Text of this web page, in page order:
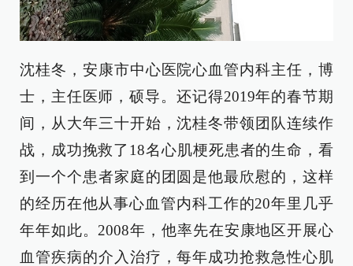
沈桂冬，安康市中心医院心血管内科主任，博
士，主任医师，硕导。还记得2019年的春节期
间，从大年三十开始，沈桂冬带领团队连续作
战，成功挽救了18名心肌梗死患者的生命，看
到一个个患者家庭的团圆是他最欣慰的，这样
的经历在他从事心血管内科工作的20年里几乎
年年如此。2008年，他率先在安康地区开展心
血管疾病的介入治疗，每年成功抢救急性心肌